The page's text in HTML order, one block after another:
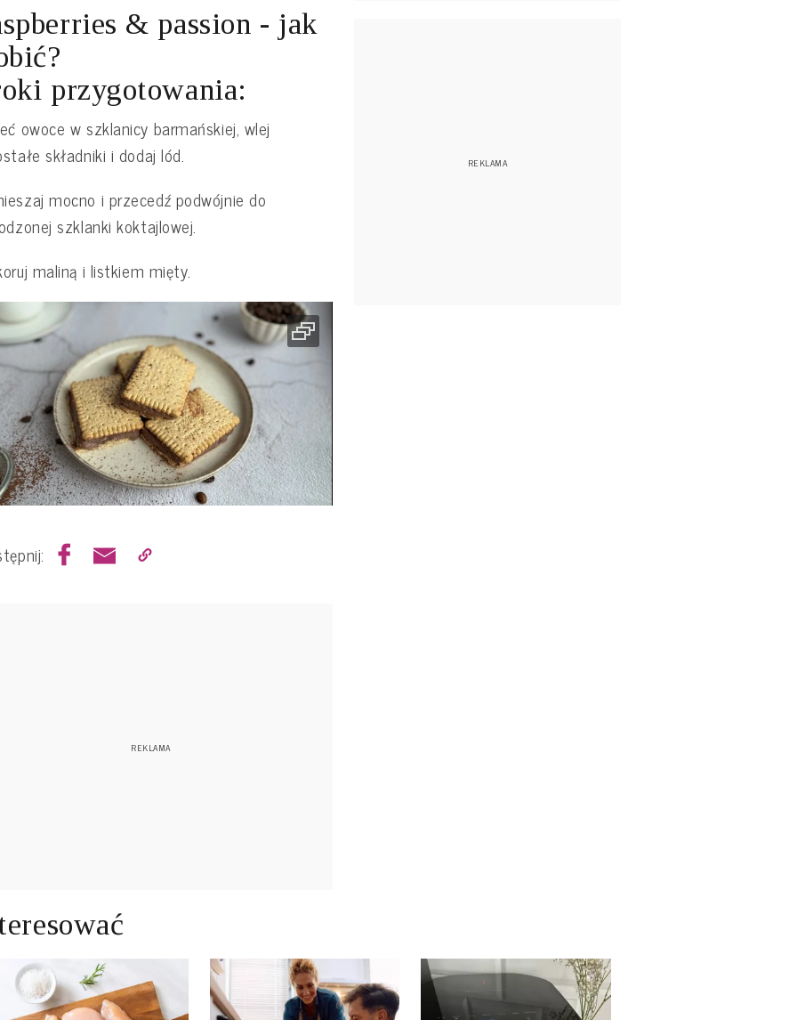
& passion - jak
przygotowania:
owoce w szklanicy barmańskiej, wlej
składniki i dodaj lód.
mocno i przecedź podwójnie do
szklanki koktajlowej.
maliną i listkiem mięty.